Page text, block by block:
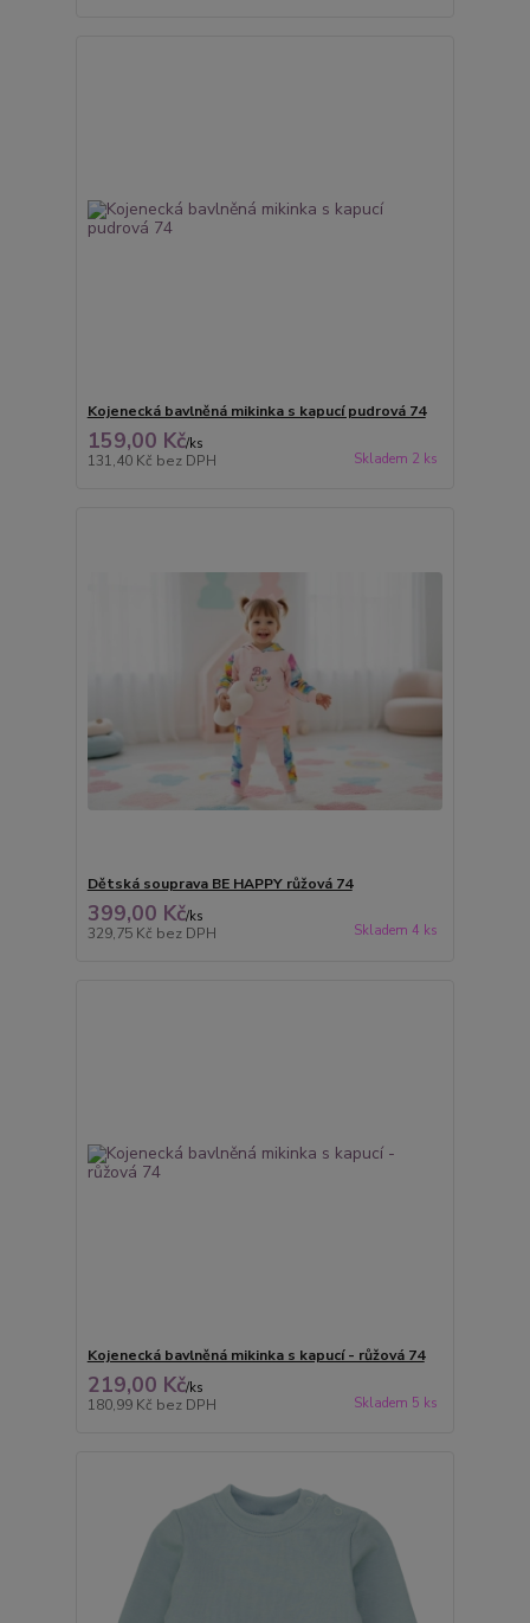
Kojenecká bavlněná mikinka s kapucí pudrová 74
159,00 Kč/ks
131,40 Kč bez DPH Skladem 2 ks
Dětská souprava BE HAPPY růžová 74
399,00 Kč/ks
329,75 Kč bez DPH Skladem 4 ks
Kojenecká bavlněná mikinka s kapucí - růžová 74
219,00 Kč/ks
180,99 Kč bez DPH Skladem 5 ks